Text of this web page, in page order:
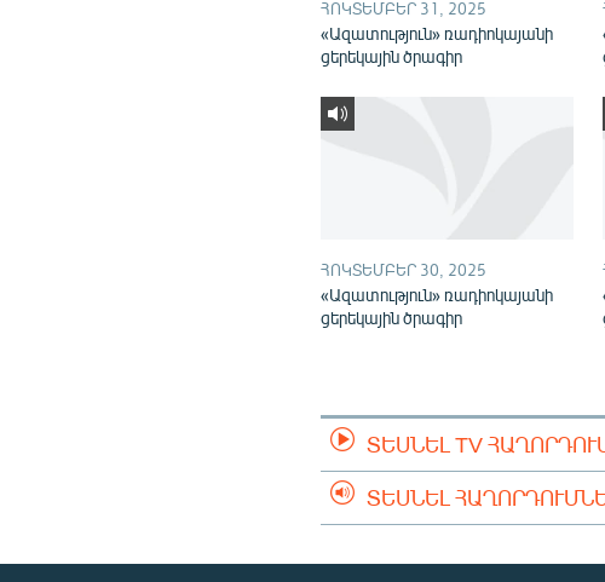
ՀՈԿՏԵՄԲԵՐ 31, 2025
«Ազատություն» ռադիոկայանի
ցերեկային ծրագիր
ՀՈԿՏԵՄԲԵՐ 30, 2025
«Ազատություն» ռադիոկայանի
ցերեկային ծրագիր
ՏԵՍՆԵԼ TV
ՏԵՍՆԵԼ